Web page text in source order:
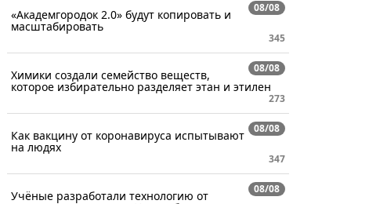
08/08
«Академгородок 2.0» будут копировать и
масштабировать
345
08/08
Химики создали семейство веществ,
которое избирательно разделяет этан и этилен
273
08/08
Как вакцину от коронавируса испытывают
на людях
347
08/08
Учёные разработали технологию от